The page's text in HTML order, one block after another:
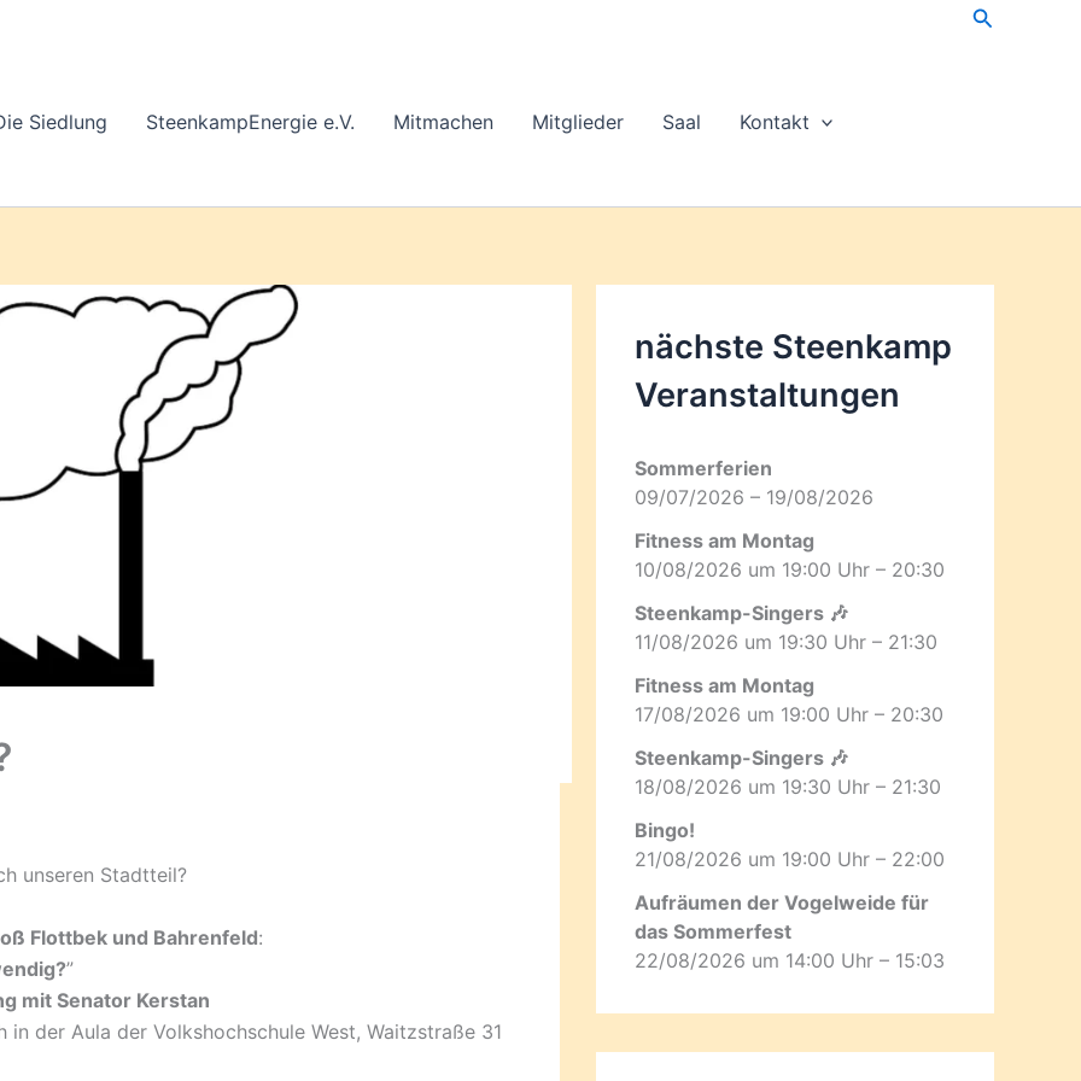
Suchen
Siedlung SteenkampEnergie e.V. Mitmachen Mitglieder Saal Kontakt
unseren Stadtteil?
Flottbek und Bahrenfeld:
”
mit Senator Kerstan
in der Aula der Volkshochschule West, Waitzstraße 31
nächste Steenkamp
Veran­staltungen
Sommerferien
09/07/2026 – 19/08/2026
Fitness am Montag
10/08/2026 um 19:00 Uhr – 20:30
Steenkamp-Singers 🎶
11/08/2026 um 19:30 Uhr – 21:30
Fitness am Montag
17/08/2026 um 19:00 Uhr – 20:30
Steenkamp-Singers 🎶
18/08/2026 um 19:30 Uhr – 21:30
Bingo!
21/08/2026 um 19:00 Uhr – 22:00
Aufräumen der Vogelweide für
das Sommerfest
22/08/2026 um 14:00 Uhr – 15:03